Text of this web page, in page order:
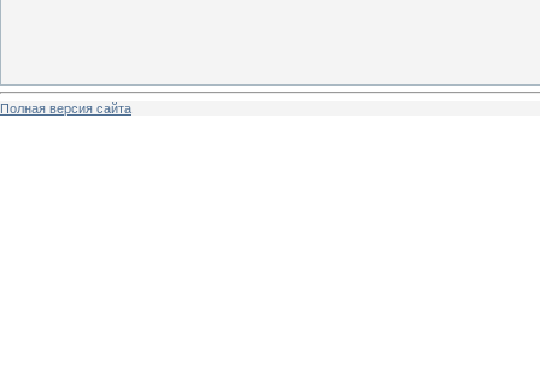
Полная версия сайта